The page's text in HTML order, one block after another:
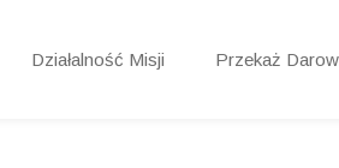
Działalność Misji Przekaż